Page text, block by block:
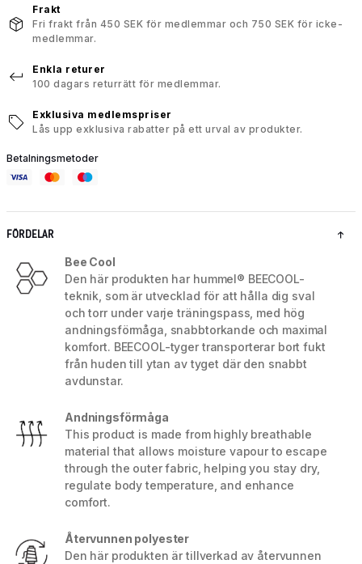
Frakt
Fri frakt från 450 SEK för medlemmar och 750 SEK för icke-
medlemmar.
Enkla returer
100 dagars returrätt för medlemmar.
Exklusiva medlemspriser
Lås upp exklusiva rabatter på ett urval av produkter.
Betalningsmetoder
FÖRDELAR
Bee Cool
Den här produkten har hummel® BEECOOL-
teknik, som är utvecklad för att hålla dig sval
och torr under varje träningspass, med hög
andningsförmåga, snabbtorkande och maximal
komfort. BEECOOL-tyger transporterar bort fukt
från huden till ytan av tyget där den snabbt
avdunstar.
Andningsförmåga
This product is made from highly breathable
material that allows moisture vapour to escape
through the outer fabric, helping you stay dry,
regulate body temperature, and enhance
comfort.
Återvunnen polyester
Den här produkten är tillverkad av återvunnen